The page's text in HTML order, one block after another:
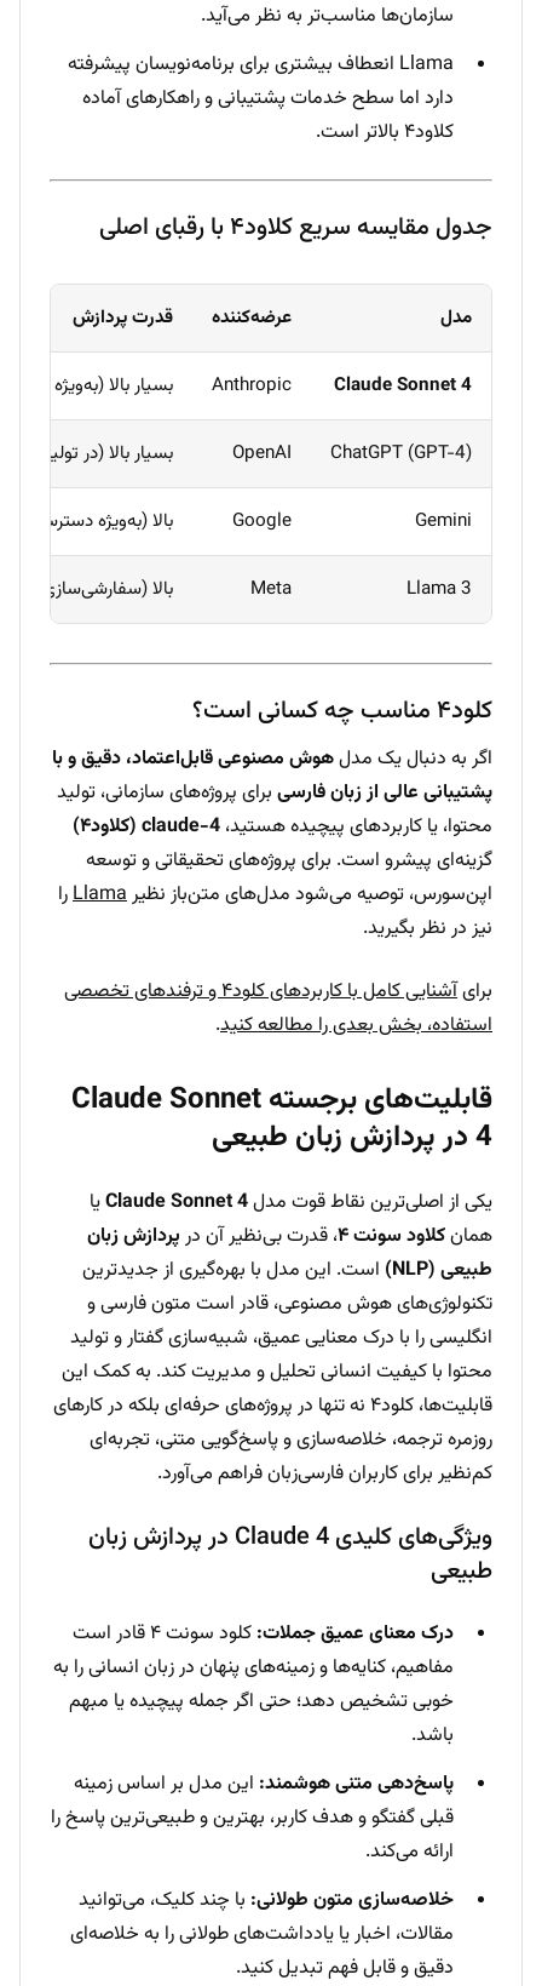
سازمان‌ها مناسب‌تر به نظر می‌آید.
Llama انعطاف بیشتری برای برنامه‌نویسان پیشرفته
دارد اما سطح خدمات پشتیبانی و راهکارهای آماده
کلاود۴ بالاتر است.
جدول مقایسه سریع کلاود۴ با رقبای اصلی
مدل عرضه‌کننده قدرت پردازش
Claude Sonnet 4
Anthropic بسیار بالا (به‌ویژه در کد
ChatGPT (GPT-4)
OpenAI بسیار بالا (در تولید متن)
Gemini
Google بالا (به‌ویژه دسترسی
Llama 3
Meta بالا (سفارشی‌سازی
کلود۴ مناسب چه کسانی است؟
اگر به دنبال یک مدلهوش مصنوعی قابل‌اعتماد، دقیق و با
پشتیبانی عالی از زبان فارسی برای پروژه‌های سازمانی، تولید
محتوا، یا کاربردهای پیچیده هستید، claude-4 (کلاود۴)
گزینه‌ای پیشرو است. برای پروژه‌های تحقیقاتی و توسعه
اپن‌سورس، توصیه می‌شود مدل‌های متن‌باز نظیرLlamaرا
نیز در نظر بگیرید.
برای
آشنایی کامل با کاربردهای کلود۴ و ترفندهای تخصصی
استفاده، بخش بعدی را مطالعه کنید.
قابلیت‌های برجسته Claude Sonnet
4 در پردازش زبان طبیعی
یکی از اصلی‌ترین نقاط قوت مدلClaude Sonnet 4یا
همانکلاود سونت ۴ ، قدرت بی‌نظیر آن در پردازش زبان
طبیعی (NLP)
است. این مدل با بهره‌گیری از جدیدترین
تکنولوژی‌های هوش مصنوعی، قادر است متون فارسی و
انگلیسی را با درک معنایی عمیق، شبیه‌سازی گفتار و تولید
محتوا با کیفیت انسانی تحلیل و مدیریت کند. به کمک این
قابلیت‌ها، کلود۴ نه تنها در پروژه‌های حرفه‌ای بلکه در کارهای
روزمره ترجمه، خلاصه‌سازی و پاسخ‌گویی متنی، تجربه‌ای
کم‌نظیر برای کاربران فارسی‌زبان فراهم می‌آورد.
ویژگی‌های کلیدی Claude 4 در پردازش زبان
طبیعی
درک معنای عمیق جملات:
کلود سونت ۴ قادر است
مفاهیم، کنایه‌ها و زمینه‌های ‌پنهان در زبان انسانی را به
خوبی تشخیص دهد؛ حتی اگر جمله پیچیده یا مبهم
باشد.
پاسخ‌دهی متنی هوشمند: این مدل بر اساس زمینه
قبلی گفتگو و هدف کاربر، بهترین و طبیعی‌ترین پاسخ را
ارائه می‌کند.
خلاصه‌سازی متون طولانی: با چند کلیک، می‌توانید
مقالات، اخبار یا یادداشت‌های طولانی را به خلاصه‌ای
دقیق و قابل فهم تبدیل کنید.